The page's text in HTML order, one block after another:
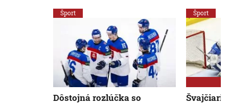
Šport
Dôstojná rozlúčka so
Šport
Švajčiari